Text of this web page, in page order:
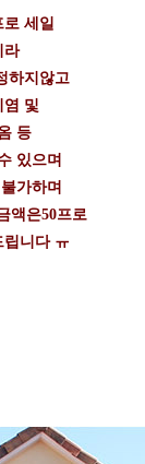
세일
라
하지않고
염 및
등
있으며
가하며
액은50프로
립니다 ㅠ